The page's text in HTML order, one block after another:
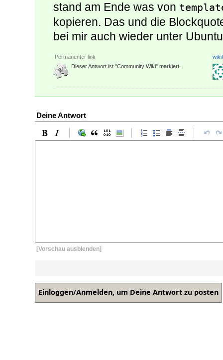
stand am Ende was von
kopieren. Das und die
bei mir auch wieder unter
Permanenter link
Dieser Antwort ist "Community Wiki" markiert.
Deine Antwort
[Vorschau ausblenden]